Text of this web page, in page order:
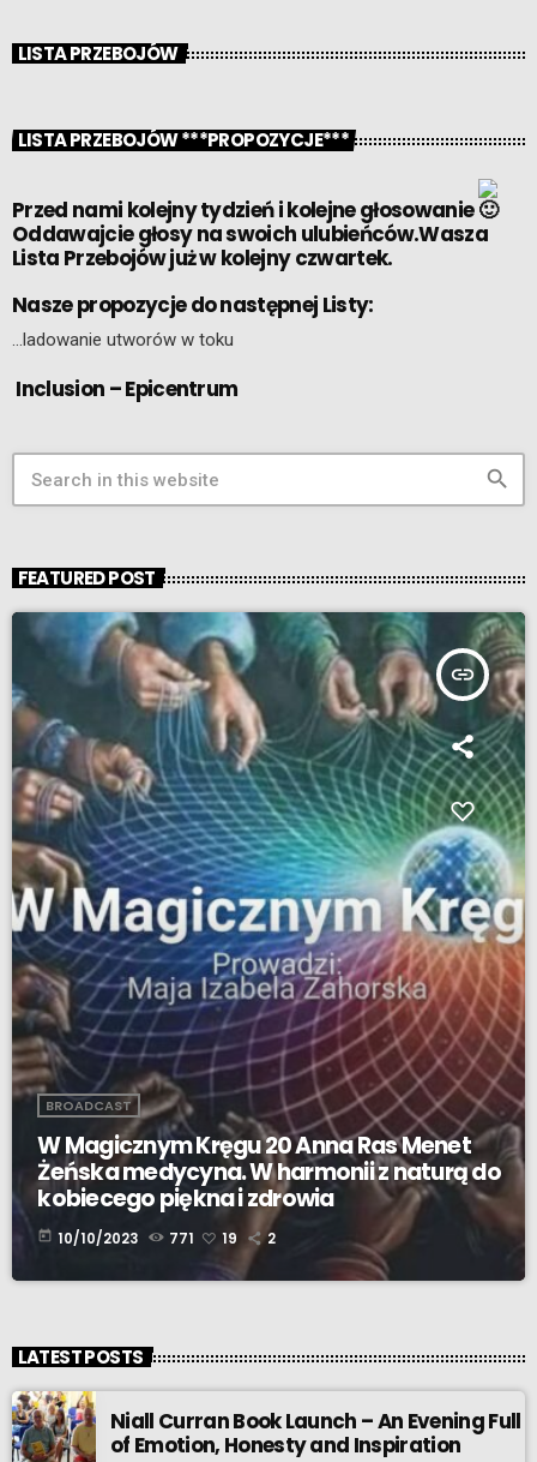
LISTA PRZEBOJÓW
LISTA PRZEBOJÓW ***PROPOZYCJE***
Przed nami kolejny tydzień i kolejne głosowanie
Oddawajcie głosy na swoich ulubieńców.Wasza
Lista Przebojów już w kolejny czwartek.
Nasze propozycje do następnej Listy:
…ladowanie utworów w toku
Inclusion – Epicentrum
search
FEATURED POST
insert_link
BROADCAST
W Magicznym Kręgu 20 Anna Ras Menet
Żeńska medycyna. W harmonii z naturą do
kobiecego piękna i zdrowia
today 10/10/2023 771 19 2
LATEST POSTS
Niall Curran Book Launch – An Evening Full
of Emotion, Honesty and Inspiration